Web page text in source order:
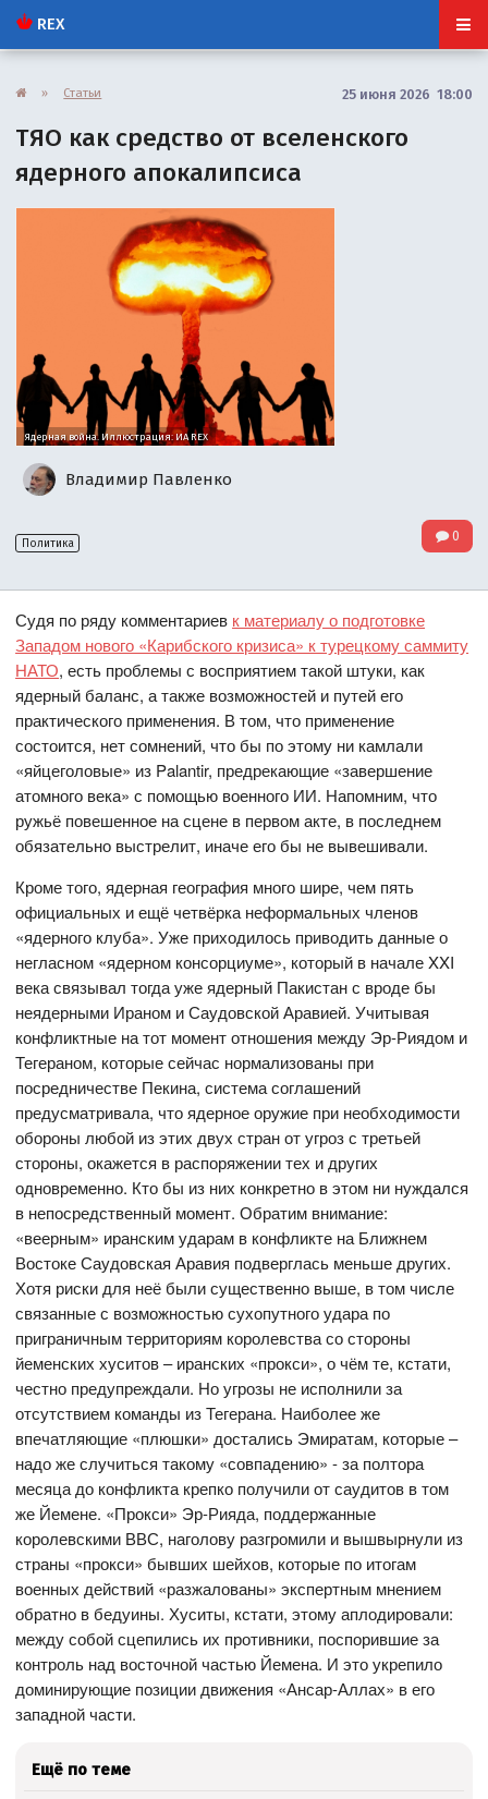
REX
» Статьи 25 июня 2026 18:00
ТЯО как средство от вселенского
ядерного апокалипсиса
Ядерная война. Иллюстрация: ИА REX
Владимир Павленко
Политика 0
Судя по ряду комментариев к материалу о подготовке
Западом нового «Карибского кризиса» к турецкому саммиту
НАТО, есть проблемы с восприятием такой штуки, как
ядерный баланс, а также возможностей и путей его
практического применения. В том, что применение
состоится, нет сомнений, что бы по этому ни камлали
«яйцеголовые» из Palantir, предрекающие «завершение
атомного века» с помощью военного ИИ. Напомним, что
ружьё повешенное на сцене в первом акте, в последнем
обязательно выстрелит, иначе его бы не вывешивали.
Кроме того, ядерная география много шире, чем пять
официальных и ещё четвёрка неформальных членов
«ядерного клуба». Уже приходилось приводить данные о
негласном «ядерном консорциуме», который в начале XXI
века связывал тогда уже ядерный Пакистан с вроде бы
неядерными Ираном и Саудовской Аравией. Учитывая
конфликтные на тот момент отношения между Эр-Риядом и
Тегераном, которые сейчас нормализованы при
посредничестве Пекина, система соглашений
предусматривала, что ядерное оружие при необходимости
обороны любой из этих двух стран от угроз с третьей
стороны, окажется в распоряжении тех и других
одновременно. Кто бы из них конкретно в этом ни нуждался
в непосредственный момент. Обратим внимание:
«веерным» иранским ударам в конфликте на Ближнем
Востоке Саудовская Аравия подверглась меньше других.
Хотя риски для неё были существенно выше, в том числе
связанные с возможностью сухопутного удара по
приграничным территориям королевства со стороны
йеменских хуситов – иранских «прокси», о чём те, кстати,
честно предупреждали. Но угрозы не исполнили за
отсутствием команды из Тегерана. Наиболее же
впечатляющие «плюшки» достались Эмиратам, которые –
надо же случиться такому «совпадению» - за полтора
месяца до конфликта крепко получили от саудитов в том
же Йемене. «Прокси» Эр-Рияда, поддержанные
королевскими ВВС, наголову разгромили и вышвырнули из
страны «прокси» бывших шейхов, которые по итогам
военных действий «разжалованы» экспертным мнением
обратно в бедуины. Хуситы, кстати, этому аплодировали:
между собой сцепились их противники, поспорившие за
контроль над восточной частью Йемена. И это укрепило
доминирующие позиции движения «Ансар-Аллах» в его
западной части.
Ещё по теме